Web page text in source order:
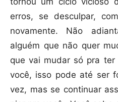
erros, se desculpar,
novamente. Não
alguém que não quer
que vai mudar só pra
você, isso pode até ser
vez, mas se continuar